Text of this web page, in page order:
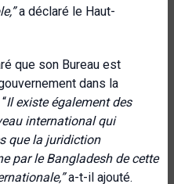
a déclaré le Haut-
que son Bureau est
dans la
Il existe également des
international qui
que la juridiction
par le Bangladesh de cette
a-t-il ajouté.